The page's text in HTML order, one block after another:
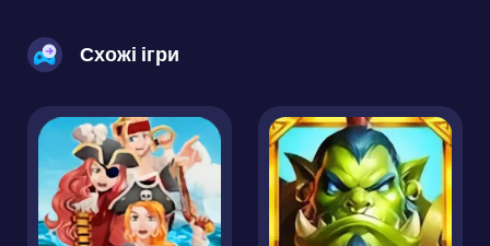
Схожі ігри